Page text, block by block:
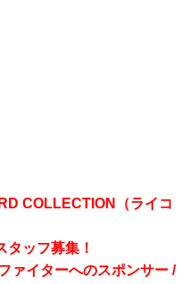
COLLECTION（ライコ
ッフ募集！
ァイターへのスポンサー /